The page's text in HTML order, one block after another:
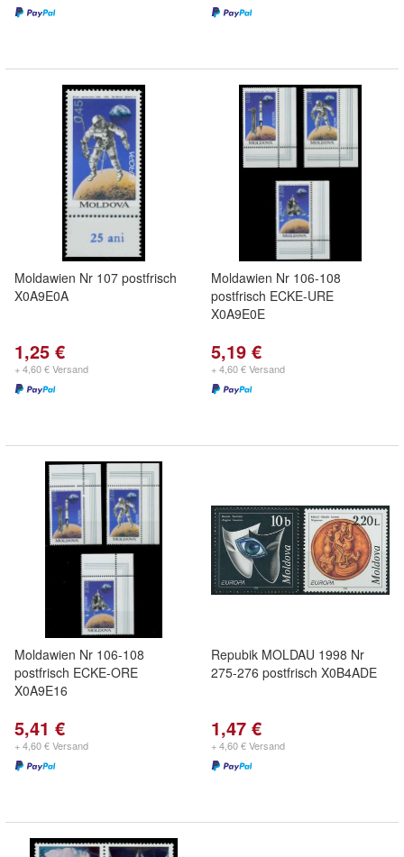
Moldawien Nr 107 postfrisch
X0A9E0A
1,25 €
+ 4,60 € Versand
Moldawien Nr 106-108
postfrisch ECKE-URE
X0A9E0E
5,19 €
+ 4,60 € Versand
Moldawien Nr 106-108
postfrisch ECKE-ORE
X0A9E16
5,41 €
+ 4,60 € Versand
Repubik MOLDAU 1998 Nr
275-276 postfrisch X0B4ADE
1,47 €
+ 4,60 € Versand